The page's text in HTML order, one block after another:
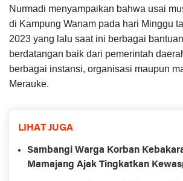
Nurmadi menyampaikan bahwa usai
di Kampung Wanam pada hari Minggu
2023 yang lalu saat ini berbagai
berdatangan baik dari pemerintah
berbagai instansi, organisasi maupun
Merauke.
LIHAT JUGA
Sambangi Warga Korban
Mamajang Ajak Tingkatkan